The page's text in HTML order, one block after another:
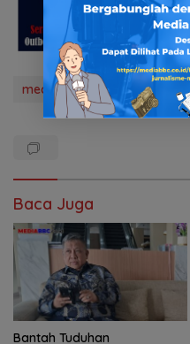
media bbc.co.id news
Baca Juga
Bantah Tuduhan